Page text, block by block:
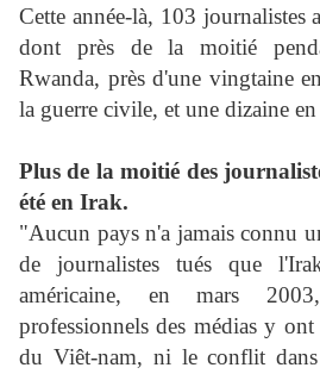
Cette année-là, 103 journalistes
dont près de la moitié
Rwanda, près d'une vingtaine
la guerre civile, et une dizaine
Plus de la moitié des
été en Irak.
"Aucun pays n'a jamais connu
de journalistes tués que
américaine, en mars
professionnels des médias y
du Viêt-nam, ni le conflit